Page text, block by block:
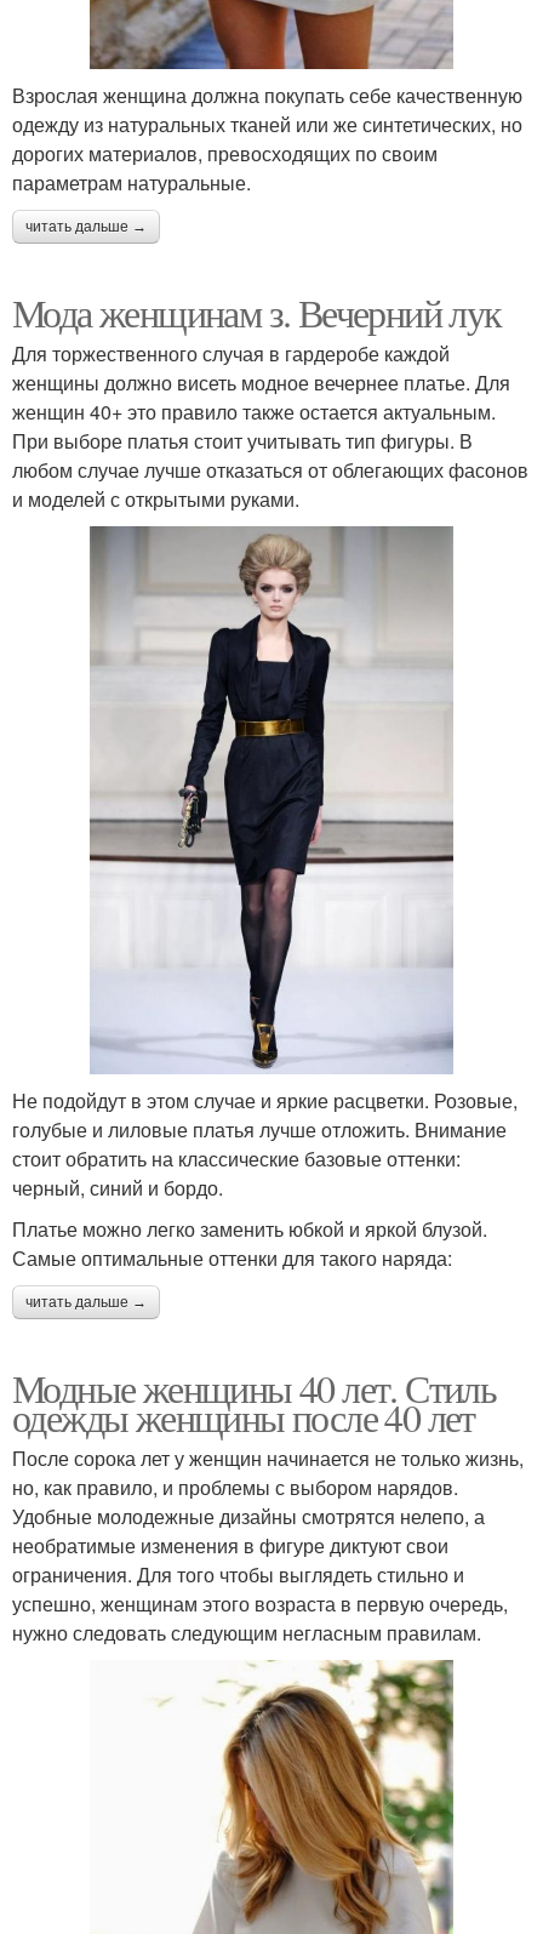
Взрослая женщина должна покупать себе качественную
одежду из натуральных тканей или же синтетических, но
дорогих материалов, превосходящих по своим
параметрам натуральные.
читать дальше →
Мода женщинам з. Вечерний лук
Для торжественного случая в гардеробе каждой
женщины должно висеть модное вечернее платье. Для
женщин 40+ это правило также остается актуальным.
При выборе платья стоит учитывать тип фигуры. В
любом случае лучше отказаться от облегающих фасонов
и моделей с открытыми руками.
Не подойдут в этом случае и яркие расцветки. Розовые,
голубые и лиловые платья лучше отложить. Внимание
стоит обратить на классические базовые оттенки:
черный, синий и бордо.
Платье можно легко заменить юбкой и яркой блузой.
Самые оптимальные оттенки для такого наряда:
читать дальше →
Модные женщины 40 лет. Стиль
одежды женщины после 40 лет
После сорока лет у женщин начинается не только жизнь,
но, как правило, и проблемы с выбором нарядов.
Удобные молодежные дизайны смотрятся нелепо, а
необратимые изменения в фигуре диктуют свои
ограничения. Для того чтобы выглядеть стильно и
успешно, женщинам этого возраста в первую очередь,
нужно следовать следующим негласным правилам.